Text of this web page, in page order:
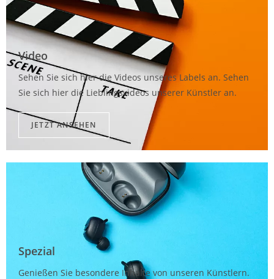
Video​
Sehen Sie sich hier die Videos unseres Labels an. Sehen
Sie sich hier die Lieblingsvideos unserer Künstler an.
JETZT ANSEHEN
Spezial
Genießen Sie besondere Inhalte von unseren Künstlern.